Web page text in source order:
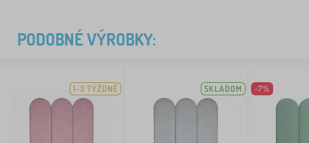
PODOBNÉ VÝROBKY:
1-3 TÝŽDNĚ SKLADOM -7%